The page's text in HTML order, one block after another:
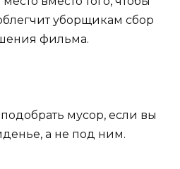
уборщикам сбор
фильма.
мусор, если вы
а не под ним.